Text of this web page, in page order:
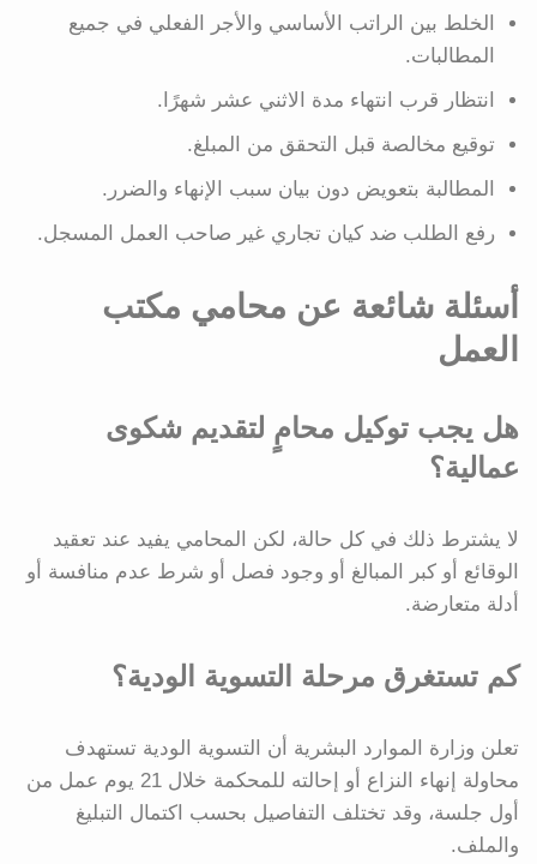
الخلط بين الراتب الأساسي والأجر الفعلي في جميع
المطالبات.
انتظار قرب انتهاء مدة الاثني عشر شهرًا.
توقيع مخالصة قبل التحقق من المبلغ.
المطالبة بتعويض دون بيان سبب الإنهاء والضرر.
رفع الطلب ضد كيان تجاري غير صاحب العمل المسجل.
أسئلة شائعة عن محامي مكتب
العمل
هل يجب توكيل محامٍ لتقديم شكوى
عمالية؟
لا يشترط ذلك في كل حالة، لكن المحامي يفيد عند تعقيد
الوقائع أو كبر المبالغ أو وجود فصل أو شرط عدم منافسة أو
أدلة متعارضة.
كم تستغرق مرحلة التسوية الودية؟
تعلن وزارة الموارد البشرية أن التسوية الودية تستهدف
محاولة إنهاء النزاع أو إحالته للمحكمة خلال 21 يوم عمل من
أول جلسة، وقد تختلف التفاصيل بحسب اكتمال التبليغ
والملف.